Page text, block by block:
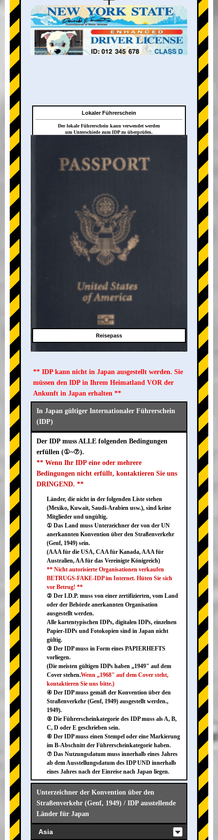
+
Lokaler Führerschein
Der lokale Führerschein kann verwendet werden
um Unterschiede zum IDP zu überprüfen.
Reisepass
** IDP kann nicht in Japan ausgestellt werden. Sie
müssen den IDP in Ihrem Heimatland VOR der
Ankunft in Japan erhalten **
In Japan gültiger Internationaler Führerschein
(IDP)
Der IDP muss ALLE folgenden Bedingungen
erfüllen (①~⑦).
** Wenn Ihr IDP eine oder mehrere
Bedingungen nicht erfüllt, kontaktieren Sie uns
DRINGEND. **
Länder, die nicht in der folgenden Liste stehen
(Mexiko, Kuwait, Saudi-Arabien usw.), sind keine
Mitglieder und ungültig.
① Das Land muss Unterzeichner der von der UN
anerkannten Konvention über den Straßenverkehr
(Genf, 1949) sein.
(AAA für die USA, CAA für Kanada, AAA für
Australien, AA für das Vereinigte Königreich)
** Nicht autorisierte Organisationen verkaufen
BETRUGS-FAKE-IDP im Internet. Hüten Sie sich
vor Betrug! **
② Der I.D.P. muss von einer zertifizierten, vom Land
oder der Behörde anerkannten Organisation
ausgestellt werden.
Alle kartentypischen IDPs, digitalen IDPs, einzelnen
Papier-IDPs und Fotokopien sind in Japan nicht
gültig.
③ Der IDP muss in Form eines PAPIERHEFTS
vorliegen.
(Die meisten gültigen IDPs haben „1949" auf dem
Cover stehen.Wenn „1968" auf dem Cover steht,
kontaktieren Sie uns bitte.)
④ Der IDP muss gemäß der Konvention über den
Straßenverkehr (Genf, 1949) ausgestellt werden.,
1949).
⑤ Die Führerscheinkategorie des IDP muss als A, B,
C, D oder E geschrieben sein.
⑥ Der IDP muss einen Stempel oder eine Markierung
im B-Abschnitt der Führerscheinkategorie haben.
⑦ Das Nutzungsdatum muss innerhalb eines Jahres
ab dem Ausstellungsdatum des IDP UND innerhalb
eines Jahres nach der Einreise nach Japan liegen.
Unterzeichner der Konvention über den
Straßenverkehr (Genf, 1949) / IDP ausstellende
Länder für Japan
Asia